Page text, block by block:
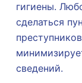
гигиены.
сделаться
сведений.